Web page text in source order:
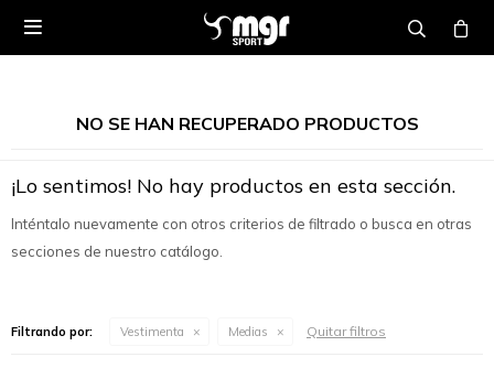

NO SE HAN RECUPERADO PRODUCTOS
¡Lo sentimos! No hay productos en esta sección.
Inténtalo nuevamente con otros criterios de filtrado o busca en otras
secciones de nuestro catálogo.
Filtrando por: Vestimenta Medias Quitar filtros